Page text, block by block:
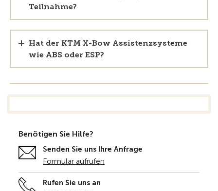
Teilnahme?
Hat der KTM X-Bow Assistenzsysteme
wie ABS oder ESP?
Benötigen Sie Hilfe?
Senden Sie uns Ihre Anfrage
Formular aufrufen
Rufen Sie uns an